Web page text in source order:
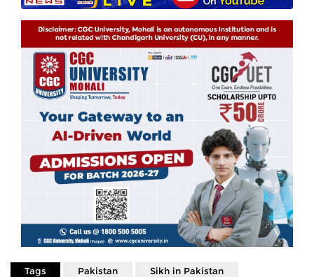
Tags Pakistan Sikh in Pakistan